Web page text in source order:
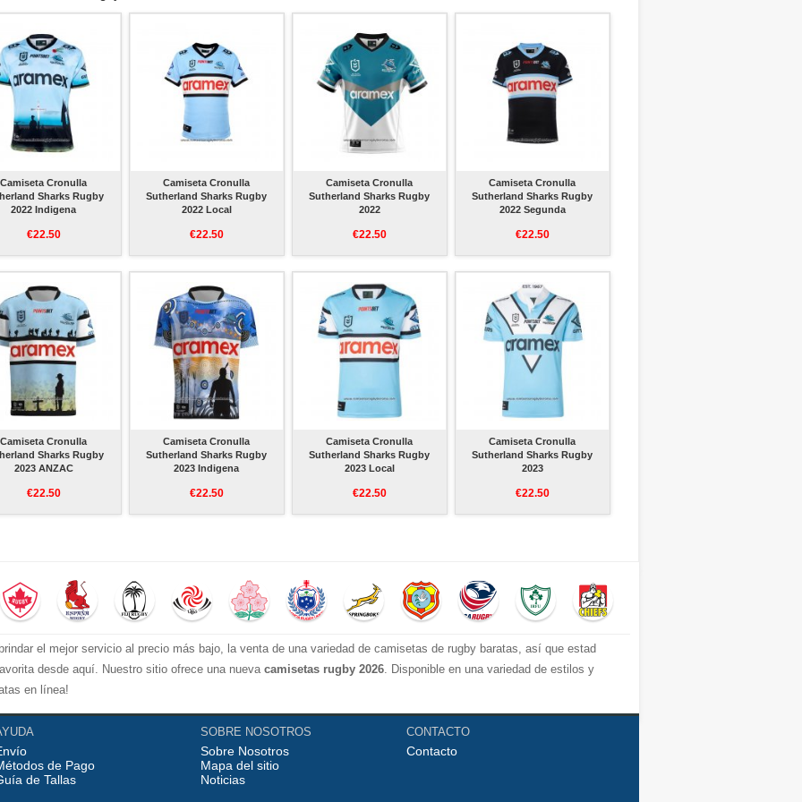
Camiseta Cronulla
Sharks Rugby
2022 Indigena
€22.50
Camiseta Cronulla
Sutherland Sharks Rugby
2022 Local
€22.50
Camiseta Cronulla
Sutherland Sharks Rugby
2022
€22.50
Camiseta Cronulla
Sutherland Sharks Rugby
2022 Segunda
€22.50
Camiseta Cronulla
Sharks Rugby
2023 ANZAC
€22.50
Camiseta Cronulla
Sutherland Sharks Rugby
2023 Indigena
€22.50
Camiseta Cronulla
Sutherland Sharks Rugby
2023 Local
€22.50
Camiseta Cronulla
Sutherland Sharks Rugby
2023
€22.50
el mejor servicio al precio más bajo, la venta de una variedad de camisetas de rugby baratas, así que estad
desde aquí. Nuestro sitio ofrece una nueva camisetas rugby 2026. Disponible en una variedad de estilos y
en línea!
de Pago
de Tallas
SOBRE NOSOTROS
Sobre Nosotros
Mapa del sitio
Noticias
CONTACTO
Contacto